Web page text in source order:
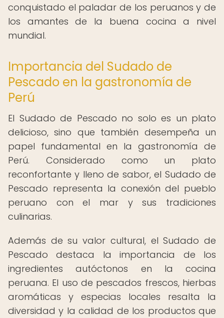
conquistado el paladar de los peruanos y de
los amantes de la buena cocina a nivel
mundial.
Importancia del Sudado de
Pescado en la gastronomía de
Perú
El Sudado de Pescado no solo es un plato
delicioso, sino que también desempeña un
papel fundamental en la gastronomía de
Perú. Considerado como un plato
reconfortante y lleno de sabor, el Sudado de
Pescado representa la conexión del pueblo
peruano con el mar y sus tradiciones
culinarias.
Además de su valor cultural, el Sudado de
Pescado destaca la importancia de los
ingredientes autóctonos en la cocina
peruana. El uso de pescados frescos, hierbas
aromáticas y especias locales resalta la
diversidad y la calidad de los productos que